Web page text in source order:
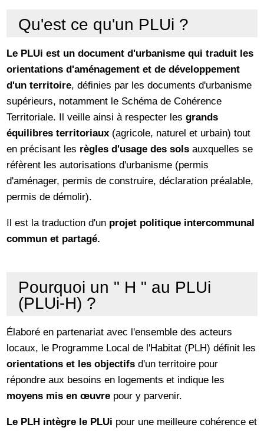
Qu'est ce qu'un PLUi ?
Le PLUi est un document d'urbanisme qui traduit les
orientations d'aménagement et de développement
d'un territoire, définies par les documents d'urbanisme
supérieurs, notamment le Schéma de Cohérence
Territoriale. Il veille ainsi à respecter lesgrands
équilibres territoriaux (agricole, naturel et urbain) tout
en précisant les règles d'usage des sols auxquelles se
réfèrent les autorisations d'urbanisme (permis
d'aménager, permis de construire, déclaration préalable,
permis de démolir).
Il est la traduction d'un projet politique intercommunal
commun et partagé.
Pourquoi un " H " au PLUi
(PLUi-H) ?
Élaboré en partenariat avec l'ensemble des acteurs
locaux, le Programme Local de l'Habitat (PLH) définit les
orientations et les objectifs d'un territoire pour
répondre aux besoins en logements et indique les
moyens mis en œuvre pour y parvenir.
Le PLH intègre le PLUi pour une meilleure cohérence et